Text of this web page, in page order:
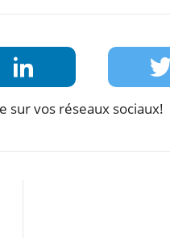
sur vos réseaux sociaux!